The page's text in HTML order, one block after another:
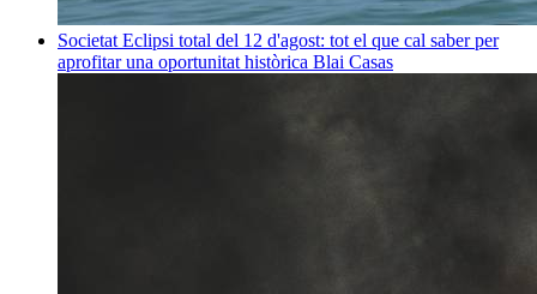
Societat Eclipsi total del 12 d'agost: tot el que cal saber per
aprofitar una oportunitat històrica Blai Casas